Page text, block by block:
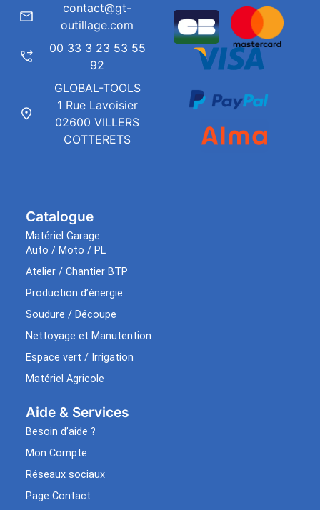
Catalogue
Matériel Garage
Auto / Moto / PL
Atelier / Chantier BTP
Production d’énergie
Soudure / Découpe
Nettoyage et Manutention
Espace vert / Irrigation
Matériel Agricole
Aide & Services​
Besoin d’aide ?
Mon Compte
Réseaux sociaux
Page Contact
contact@gt-
outillage.com
00 33 3 23 53 55
92
GLOBAL-TOOLS
1 Rue Lavoisier
02600 VILLERS
COTTERETS